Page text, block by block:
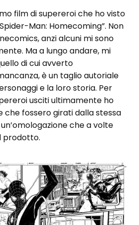
film di supereroi che ho visto
Man: Homecoming”. Non
anzi alcuni mi sono
Ma a lungo andare, mi
di cui avverto
è un taglio autoriale
e la loro storia. Per
usciti ultimamente ho
che fossero girati dalla stessa
che a volte
prodotto.